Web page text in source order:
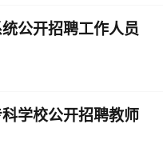
公开招聘工作人员
学校公开招聘教师